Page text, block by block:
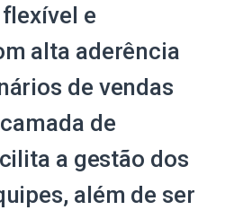
e
alta aderência
de vendas
de
a gestão dos
além de ser